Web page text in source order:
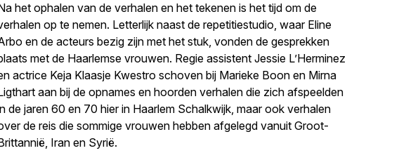
het ophalen van de verhalen en het tekenen is het tijd om de
op te nemen. Letterlijk naast de repetitiestudio, waar Eline
en de acteurs bezig zijn met het stuk, vonden de gesprekken
met de Haarlemse vrouwen. Regie assistent Jessie L’Herminez
actrice Keja Klaasje Kwestro schoven bij Marieke Boon en Mirna
aan bij de opnames en hoorden verhalen die zich afspeelden
de jaren 60 en 70 hier in Haarlem Schalkwijk, maar ook verhalen
de reis die sommige vrouwen hebben afgelegd vanuit Groot-
Iran en Syrië.